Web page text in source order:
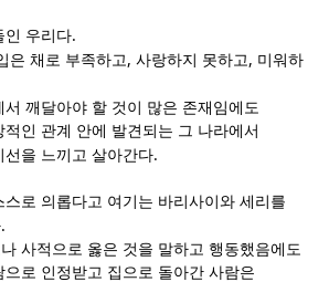
인 우리다.
은 채로 부족하고 ,사랑하지 못하고 , 미워하
깨달아야 할 것이 많은 존재임에도
인 관계 안에 발견되는 그 나라에서
선을 느끼고 살아간다.
로 의롭다고 여기는 바리사이와 세리를
.
사적으로 옳은 것을 말하고 행동했음에도
로 인정받고 집으로 돌아간 사람은